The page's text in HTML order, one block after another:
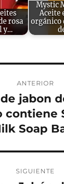
rosa
y…
Mystic
Aceite
orgánico
ANTERIOR
de jabon
contiene
Soap
SIGUIENTE